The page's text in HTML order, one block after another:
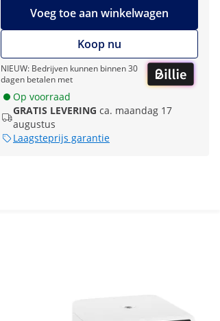
Voeg toe aan winkelwagen
Koop nu
NIEUW: Bedrijven kunnen binnen 30
dagen betalen met
Op voorraad
GRATIS LEVERING ca. maandag 17
augustus
Laagsteprijs garantie